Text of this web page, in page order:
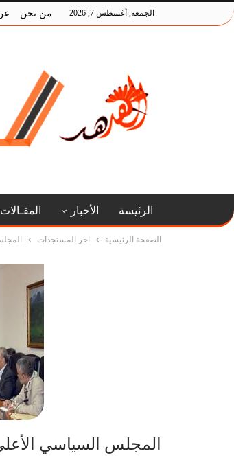
الجمعة, أغسطس 7, 2026 من نحن
الرئيسة الأخبار المقـالات
الصفحة الرئيسية اخر المستجدات
المجلس السياسي